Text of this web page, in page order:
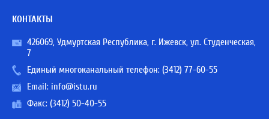
КОНТАКТЫ
426069, Удмуртская Республика, г. Ижевск, ул. Студенческая,
7
Единый многоканальный телефон: (3412) 77-60-55
Email: info@istu.ru
Факс: (3412) 50-40-55